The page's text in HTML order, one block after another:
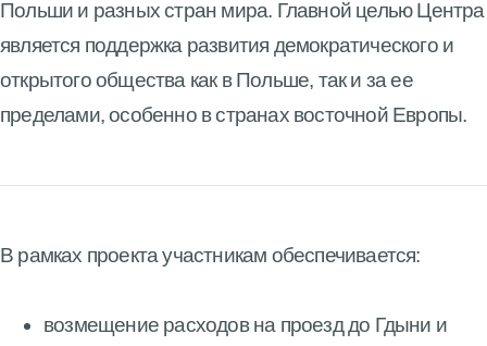
Польши и разных стран мира. Главной целью Центра
является поддержка развития демократического и
открытого общества как в Польше, так и за ее
пределами, особенно в странах восточной Европы.
В рамках проекта участникам обеспечивается:
возмещение расходов на проезд до Гдыни и